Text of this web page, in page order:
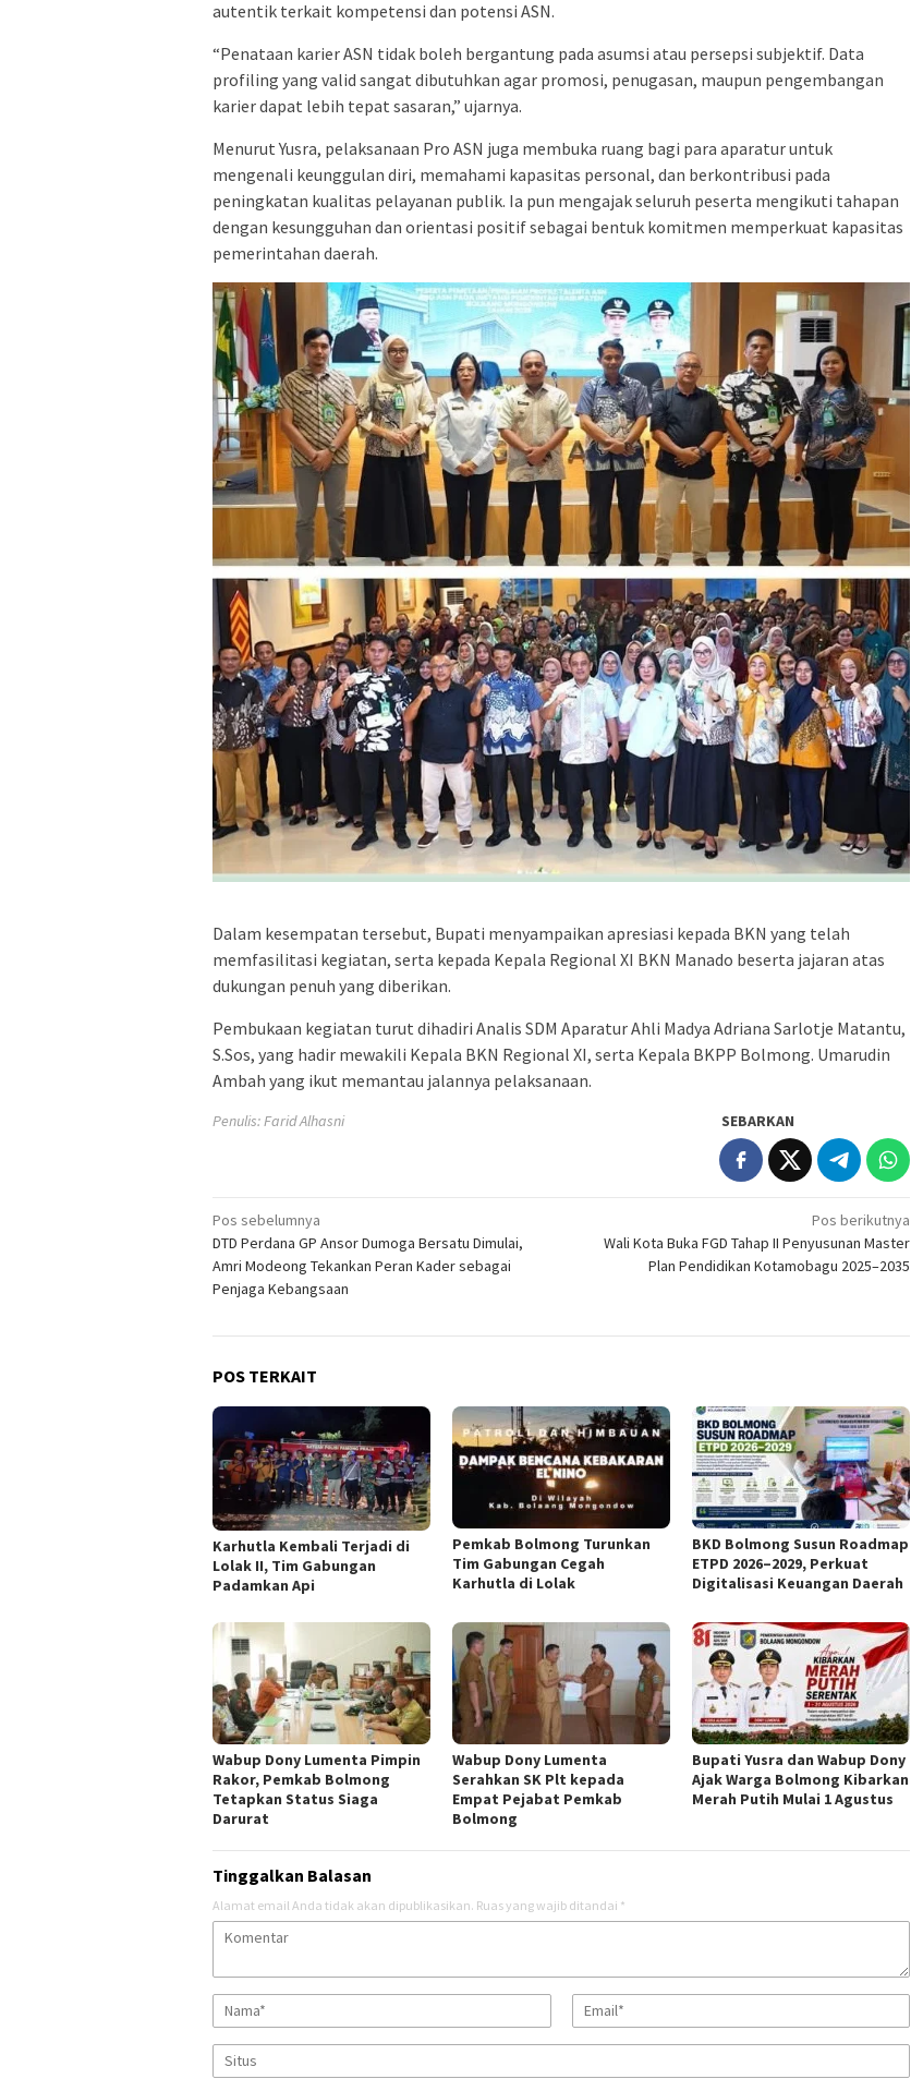
autentik terkait kompetensi dan potensi ASN.
“Penataan karier ASN tidak boleh bergantung pada asumsi atau persepsi subjektif. Data
profiling yang valid sangat dibutuhkan agar promosi, penugasan, maupun pengembangan
karier dapat lebih tepat sasaran,” ujarnya.
Menurut Yusra, pelaksanaan Pro ASN juga membuka ruang bagi para aparatur untuk
mengenali keunggulan diri, memahami kapasitas personal, dan berkontribusi pada
peningkatan kualitas pelayanan publik. Ia pun mengajak seluruh peserta mengikuti tahapan
dengan kesungguhan dan orientasi positif sebagai bentuk komitmen memperkuat kapasitas
pemerintahan daerah.
Dalam kesempatan tersebut, Bupati menyampaikan apresiasi kepada BKN yang telah
memfasilitasi kegiatan, serta kepada Kepala Regional XI BKN Manado beserta jajaran atas
dukungan penuh yang diberikan.
Pembukaan kegiatan turut dihadiri Analis SDM Aparatur Ahli Madya Adriana Sarlotje Matantu,
S.Sos, yang hadir mewakili Kepala BKN Regional XI, serta Kepala BKPP Bolmong. Umarudin
Ambah yang ikut memantau jalannya pelaksanaan.
Penulis: Farid Alhasni SEBARKAN
Navigasi
pos
Pos sebelumnya
DTD Perdana GP Ansor Dumoga Bersatu Dimulai,
Amri Modeong Tekankan Peran Kader sebagai
Penjaga Kebangsaan
Pos berikutnya
Wali Kota Buka FGD Tahap II Penyusunan Master
Plan Pendidikan Kotamobagu 2025–2035
POS TERKAIT
Karhutla Kembali Terjadi di
Lolak II, Tim Gabungan
Padamkan Api
Pemkab Bolmong Turunkan
Tim Gabungan Cegah
Karhutla di Lolak
BKD Bolmong Susun Roadmap
ETPD 2026–2029, Perkuat
Digitalisasi Keuangan Daerah
Wabup Dony Lumenta Pimpin
Rakor, Pemkab Bolmong
Tetapkan Status Siaga
Darurat
Wabup Dony Lumenta
Serahkan SK Plt kepada
Empat Pejabat Pemkab
Bolmong
Bupati Yusra dan Wabup Dony
Ajak Warga Bolmong Kibarkan
Merah Putih Mulai 1 Agustus
Tinggalkan Balasan
Alamat email Anda tidak akan dipublikasikan. Ruas yang wajib ditandai *